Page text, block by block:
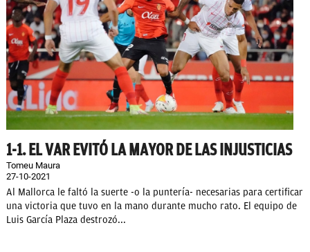
1-1. EL VAR EVITÓ LA MAYOR DE LAS INJUSTICIAS
Tomeu Maura
27-10-2021
Al Mallorca le faltó la suerte -o la puntería- necesarias para certificar
una victoria que tuvo en la mano durante mucho rato. El equipo de
Luis García Plaza destrozó...